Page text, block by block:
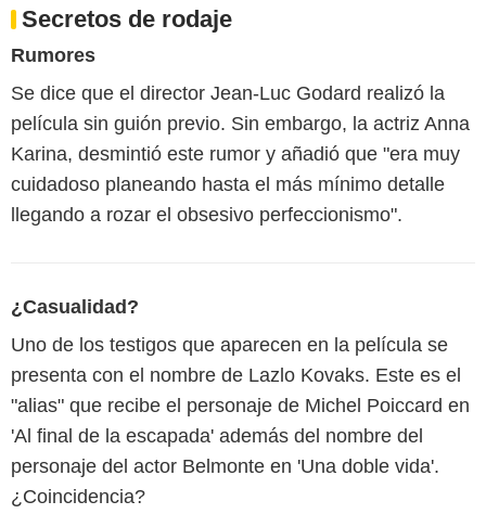
Secretos de rodaje
Rumores
Se dice que el director Jean-Luc Godard realizó la
película sin guión previo. Sin embargo, la actriz Anna
Karina, desmintió este rumor y añadió que "era muy
cuidadoso planeando hasta el más mínimo detalle
llegando a rozar el obsesivo perfeccionismo".
¿Casualidad?
Uno de los testigos que aparecen en la película se
presenta con el nombre de Lazlo Kovaks. Este es el
"alias" que recibe el personaje de Michel Poiccard en
'Al final de la escapada' además del nombre del
personaje del actor Belmonte en 'Una doble vida'.
¿Coincidencia?